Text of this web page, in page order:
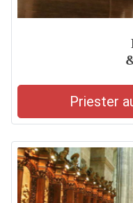
Priester